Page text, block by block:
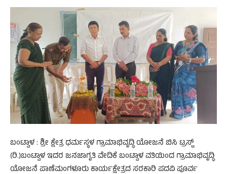
ಬಂಟ್ವಾಳ : ಶ್ರೀ ಕ್ಷೇತ್ರ ಧರ್ಮಸ್ಥಳ ಗ್ರಾಮಾಭಿವೃದ್ಧಿ ಯೋಜನೆ ಬಿಸಿ ಟ್ರಸ್ಟ್
(ರಿ.)ಬಂಟ್ವಾಳ ಇದರ ಜನಜಾಗೃತಿ ವೇದಿಕೆ ಬಂಟ್ವಾಳ ವತಿಯಿಂದ ಗ್ರಾಮಾಭಿವೃದ್ಧಿ
ಯೋಜನೆ ಪಾಣೆಮಂಗಳೂರು ಕಾರ್ಯಕ್ಷೇತ್ರದ ಸರಕಾರಿ ಪದವಿ ಪೂರ್ವ